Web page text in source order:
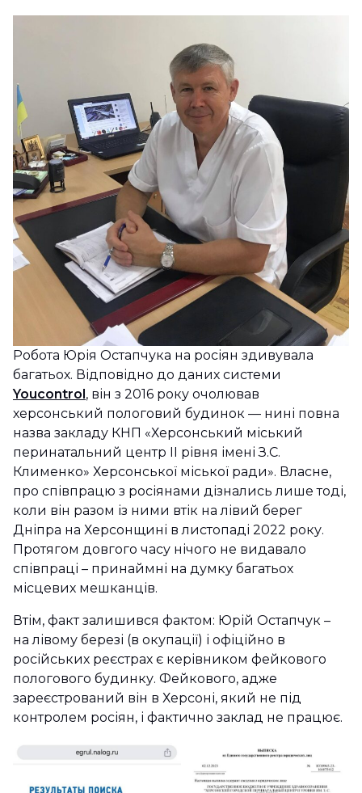
Робота Юрія Остапчука на росіян здивувала
багатьох. Відповідно до даних системи
Youcontrol, він з 2016 року очолював
херсонський пологовий будинок — нині повна
назва закладу КНП «Херсонський міський
перинатальний центр ІІ рівня імені З.С.
Клименко» Херсонської міської ради». Власне,
про співпрацю з росіянами дізнались лише тоді,
коли він разом із ними втік на лівий берег
Дніпра на Херсонщині в листопаді 2022 року.
Протягом довгого часу нічого не видавало
співпраці – принаймні на думку багатьох
місцевих мешканців.
Втім, факт залишився фактом: Юрій Остапчук –
на лівому березі (в окупації) і офіційно в
російських реєстрах є керівником фейкового
пологового будинку. Фейкового, адже
зареєстрований він в Херсоні, який не під
контролем росіян, і фактично заклад не працює.